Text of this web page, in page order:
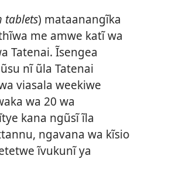
tablets) mataanangĩka
me amwe katĩ wa
Tatenai. Ĩsengea
nĩ ũla Tatenai
viasala weekiwe
wa 20 wa
kana ngũsĩ ĩla
ngavana wa kĩsio
ĩvukunĩ ya